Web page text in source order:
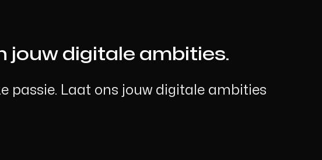
jouw digitale ambities.
passie. Laat ons jouw digitale ambities